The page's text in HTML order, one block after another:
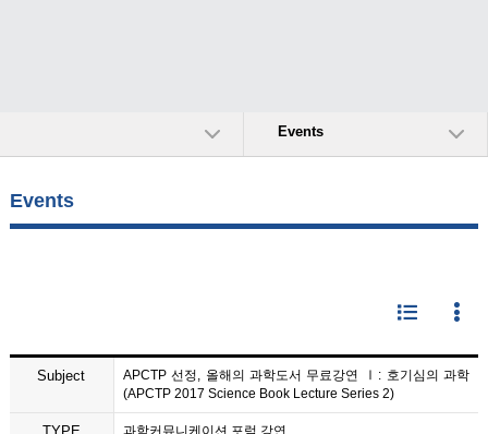
Events
Events
Subject
APCTP 선정, 올해의 과학도서 무료강연 Ⅰ: 호기심의 과학
(APCTP 2017 Science Book Lecture Series 2)
과학커뮤니케이션 포럼 강연